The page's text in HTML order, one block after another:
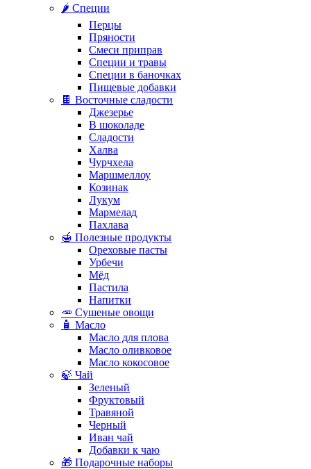
🌶️ Специи
Перцы
Пряности
Смеси приправ
Специи и травы
Специи в баночках
Пищевые добавки
🍫 Восточные сладости
Джезерье
В шоколаде
Сладости
Халва
Чурчхела
Маршмеллоу
Козинак
Лукум
Мармелад
Пахлава
🍯 Полезные продукты
Ореховые пасты
Урбечи
Мёд
Пастила
Напитки
🥕 Сушеные овощи
🧴 Масло
Масло для плова
Масло оливковое
Масло кокосовое
🍃 Чай
Зеленый
Фруктовый
Травяной
Черный
Иван чай
Добавки к чаю
🎁 Подарочные наборы